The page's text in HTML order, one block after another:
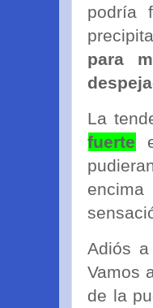
podría
para
La
fuerte
Adiós
Vamos
de la